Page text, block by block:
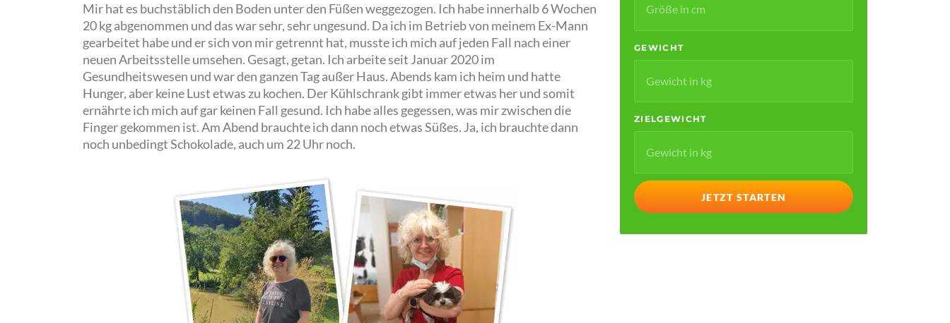
Mir hat es buchstäblich den Boden unter den Füßen weggezogen. Ich habe innerhalb 6 Wochen
20 kg abgenommen und das war sehr, sehr ungesund. Da ich im Betrieb von meinem Ex-Mann
gearbeitet habe und er sich von mir getrennt hat, musste ich mich auf jeden Fall nach einer
neuen Arbeitsstelle umsehen. Gesagt, getan. Ich arbeite seit Januar 2020 im
Gesundheitswesen und war den ganzen Tag außer Haus. Abends kam ich heim und hatte
Hunger, aber keine Lust etwas zu kochen. Der Kühlschrank gibt immer etwas her und somit
ernährte ich mich auf gar keinen Fall gesund. Ich habe alles gegessen, was mir zwischen die
Finger gekommen ist. Am Abend brauchte ich dann noch etwas Süßes. Ja, ich brauchte dann
noch unbedingt Schokolade, auch um 22 Uhr noch.
GEWICHT
ZIELGEWICHT